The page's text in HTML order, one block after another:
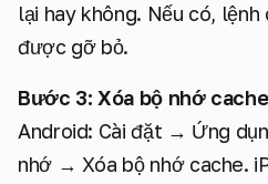
lại hay không. Nếu có,
được gỡ bỏ.
Bước 3: Xóa bộ nhớ
Android: Cài đặt → Ứng
nhớ → Xóa bộ nhớ cache.